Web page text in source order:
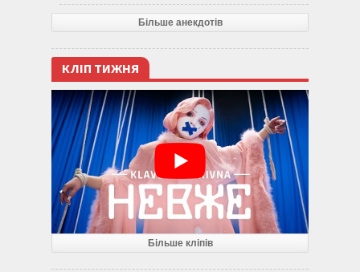
Більше анекдотів
КЛІП ТИЖНЯ
Більше кліпів